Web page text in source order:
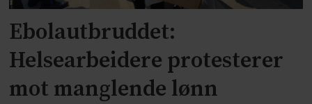
Ebolautbruddet:
Helsearbeidere protesterer
mot manglende lønn